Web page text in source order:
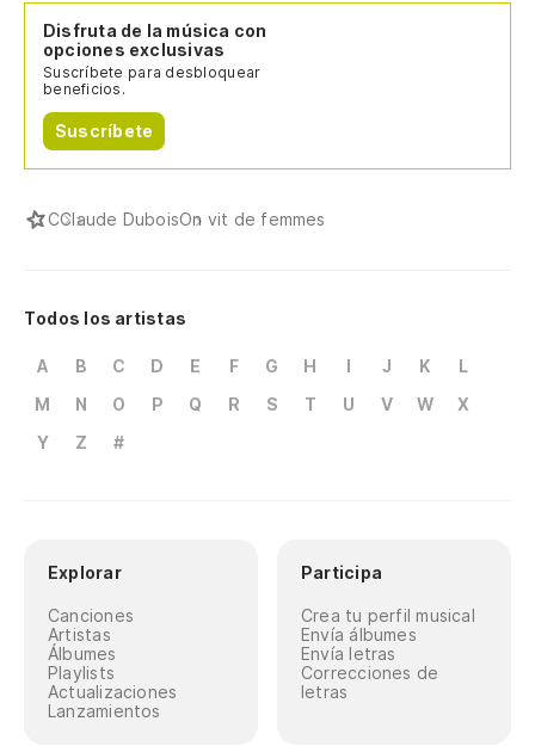
Disfruta de la música con
opciones exclusivas
Suscríbete para desbloquear
beneficios.
Suscríbete
CClaude DuboisOn vit de femmes
Todos los artistas
A B C D E F G H I J K
L
M
N O P Q R S T U V W
X
Y
Z #
Explorar
Canciones
Artistas
Álbumes
Playlists
Actualizaciones
Lanzamientos
Participa
Crea tu perfil musical
Envía álbumes
Envía letras
Correcciones de
letras